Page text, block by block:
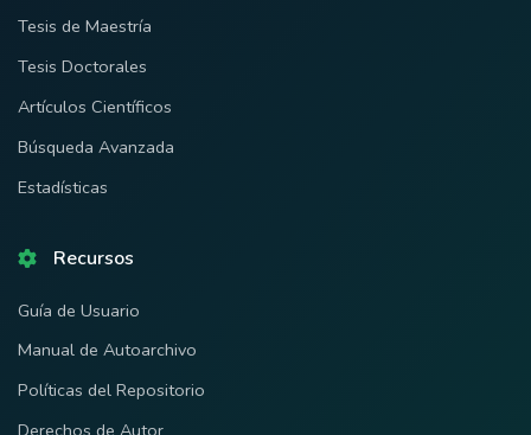
Tesis de Maestría
Tesis Doctorales
Artículos Científicos
Búsqueda Avanzada
Estadísticas
Recursos
Guía de Usuario
Manual de Autoarchivo
Políticas del Repositorio
Derechos de Autor